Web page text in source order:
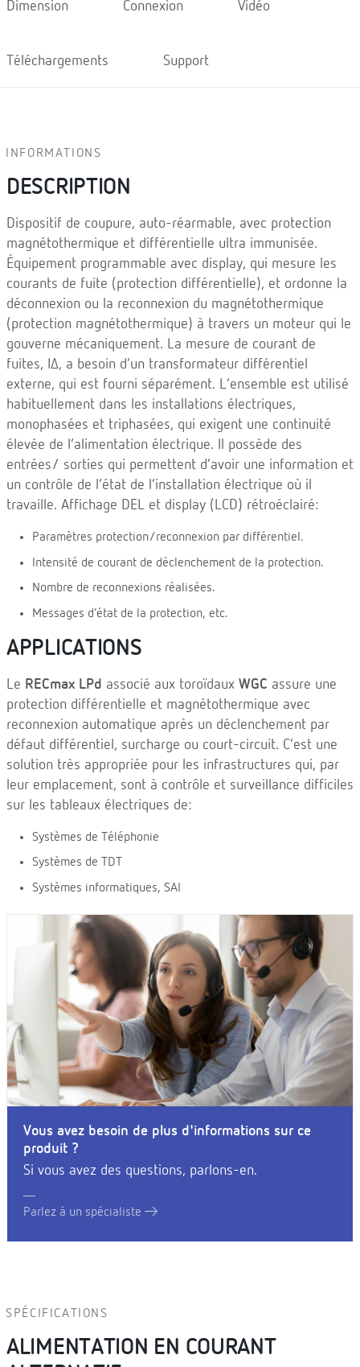
Dimension Connexion Vidéo
Téléchargements Support
INFORMATIONS
DESCRIPTION
Dispositif de coupure, auto-réarmable, avec protection
magnétothermique et différentielle ultra immunisée.
Équipement programmable avec display, qui mesure les
courants de fuite (protection différentielle), et ordonne la
déconnexion ou la reconnexion du magnétothermique
(protection magnétothermique) à travers un moteur qui le
gouverne mécaniquement. La mesure de courant de
fuites, IΔ, a besoin d’un transformateur différentiel
externe, qui est fourni séparément. L’ensemble est utilisé
habituellement dans les installations électriques,
monophasées et triphasées, qui exigent une continuité
élevée de l’alimentation électrique. Il possède des
entrées/ sorties qui permettent d’avoir une information et
un contrôle de l’état de l’installation électrique où il
travaille. Affichage DEL et display (LCD) rétroéclairé:
Paramètres protection/reconnexion par différentiel.
Intensité de courant de déclenchement de la protection.
Nombre de reconnexions réalisées.
Messages d’état de la protection, etc.
APPLICATIONS
Le RECmax LPd associé aux toroïdaux WGC assure une
protection différentielle et magnétothermique avec
reconnexion automatique après un déclenchement par
défaut différentiel, surcharge ou court-circuit. C’est une
solution très appropriée pour les infrastructures qui, par
leur emplacement, sont à contrôle et surveillance difficiles
sur les tableaux électriques de:
Systèmes de Téléphonie
Systèmes de TDT
Systèmes informatiques, SAI
Vous avez besoin de plus d'informations sur ce
produit ?
Si vous avez des questions, parlons-en.
Parlez à un spécialiste
SPÉCIFICATIONS
ALIMENTATION EN COURANT